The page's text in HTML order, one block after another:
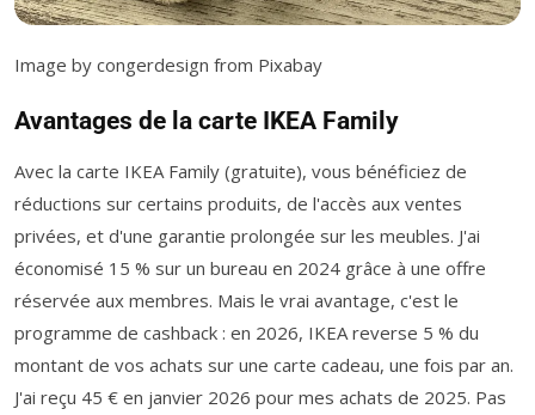
Image by congerdesign from Pixabay
Avantages de la carte IKEA Family
Avec la carte IKEA Family (gratuite), vous bénéficiez de
réductions sur certains produits, de l'accès aux ventes
privées, et d'une garantie prolongée sur les meubles. J'ai
économisé 15 % sur un bureau en 2024 grâce à une offre
réservée aux membres. Mais le vrai avantage, c'est le
programme de cashback : en 2026, IKEA reverse 5 % du
montant de vos achats sur une carte cadeau, une fois par an.
J'ai reçu 45 € en janvier 2026 pour mes achats de 2025. Pas